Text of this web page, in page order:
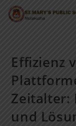
Effizienz
Zeitalter:
und